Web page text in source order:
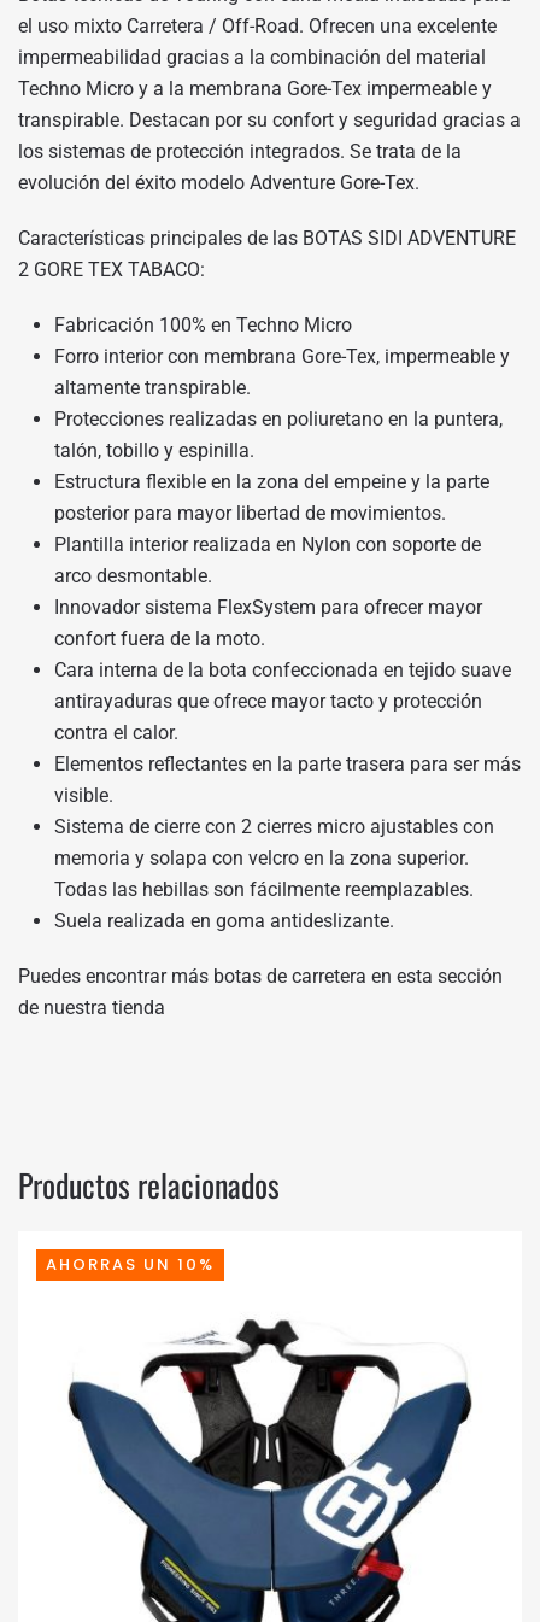
el uso mixto Carretera / Off-Road. Ofrecen una excelente
impermeabilidad gracias a la combinación del material
Techno Micro y a la membrana Gore-Tex impermeable y
transpirable. Destacan por su confort y seguridad gracias a
los sistemas de protección integrados. Se trata de la
evolución del éxito modelo Adventure Gore-Tex.
Características principales de las BOTAS SIDI ADVENTURE
2 GORE TEX TABACO:
Fabricación 100% en Techno Micro
Forro interior con membrana Gore-Tex, impermeable y
altamente transpirable.
Protecciones realizadas en poliuretano en la puntera,
talón, tobillo y espinilla.
Estructura flexible en la zona del empeine y la parte
posterior para mayor libertad de movimientos.
Plantilla interior realizada en Nylon con soporte de
arco desmontable.
Innovador sistema FlexSystem para ofrecer mayor
confort fuera de la moto.
Cara interna de la bota confeccionada en tejido suave
antirayaduras que ofrece mayor tacto y protección
contra el calor.
Elementos reflectantes en la parte trasera para ser más
visible.
Sistema de cierre con 2 cierres micro ajustables con
memoria y solapa con velcro en la zona superior.
Todas las hebillas son fácilmente reemplazables.
Suela realizada en goma antideslizante.
Puedes encontrar más botas de carretera en esta sección
de nuestra tienda
Productos relacionados
AHORRAS UN 10%